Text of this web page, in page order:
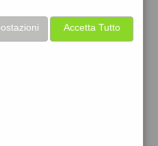
Accetta Tutto